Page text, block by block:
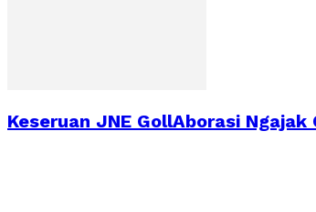
Keseruan JNE GollAborasi